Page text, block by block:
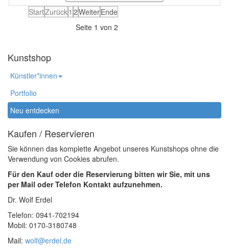
StartZurück 1 2WeiterEnde
Seite 1 von 2
Kunstshop
Künstler*innen
Portfolio
Neu entdecken
Kaufen / Reservieren
Sie können das komplette Angebot unseres Kunstshops ohne die
Verwendung von Cookies abrufen.
Für den Kauf oder die Reservierung bitten wir Sie, mit uns
per Mail oder Telefon Kontakt aufzunehmen.
Dr. Wolf Erdel
Telefon: 0941-702194
Mobil: 0170-3180748
Mail: wolf@erdel.de